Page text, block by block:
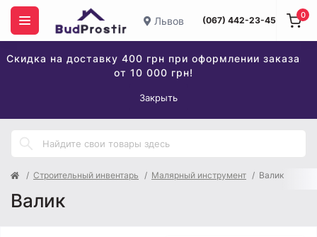
Львов (067) 442-23-45
Скидка на доставку 400 грн при оформлении заказа
от 10 000 грн!
Закрыть
0
Строительный инвентарь Малярный инструмент Валик
Валик